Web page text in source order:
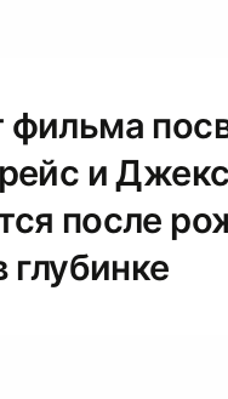
и
после
глубинке